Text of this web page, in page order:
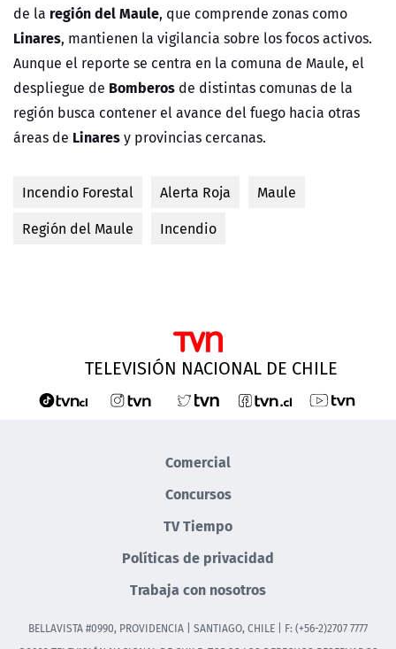
de la región del Maule, que comprende zonas como
Linares, mantienen la vigilancia sobre los focos activos.
Aunque el reporte se centra en la comuna de Maule, el
despliegue de Bomberos de distintas comunas de la
región busca contener el avance del fuego hacia otras
áreas de Linaresy provincias cercanas.
Incendio Forestal Alerta Roja
Maule
Región del Maule
Incendio
TELEVISIÓN NACIONAL DE CHILE
Comercial
Concursos
TV Tiempo
Políticas de privacidad
Trabaja con nosotros
BELLAVISTA #0990, PROVIDENCIA | SANTIAGO, CHILE | F: (+56-2)2707 7777